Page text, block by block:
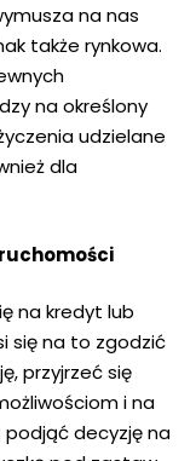
na nas
także rynkowa.
na określony
udzielane
dla
na kredyt lub
się na to zgodzić
przyjrzeć się
i na
decyzję na